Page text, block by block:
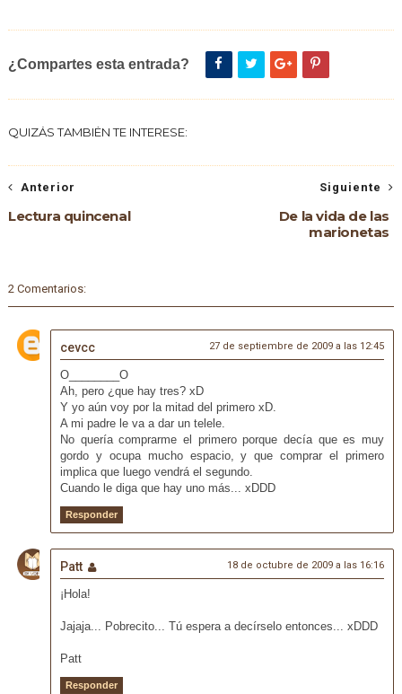
¿Compartes esta entrada?
QUIZÁS TAMBIÉN TE INTERESE:
Siguiente
De la vida de las
marionetas
Anterior
Lectura quincenal
2 Comentarios:
cevcc 27 de septiembre de 2009 a las 12:45
O________O
Ah, pero ¿que hay tres? xD
Y yo aún voy por la mitad del primero xD.
A mi padre le va a dar un telele.
No quería comprarme el primero porque decía que es muy
gordo y ocupa mucho espacio, y que comprar el primero
implica que luego vendrá el segundo.
Cuando le diga que hay uno más... xDDD
Responder
Patt 18 de octubre de 2009 a las 16:16
¡Hola!
Jajaja... Pobrecito... Tú espera a decírselo entonces... xDDD
Patt
Responder